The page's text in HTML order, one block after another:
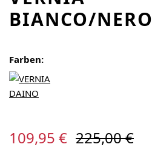
BIANCO/
Farben:
Verkaufspreis:
109,95 € Regulärer
225,00 €